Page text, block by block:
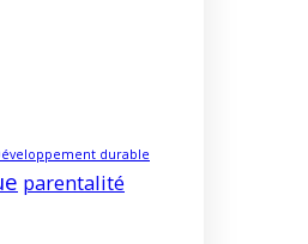
durable
parentalité